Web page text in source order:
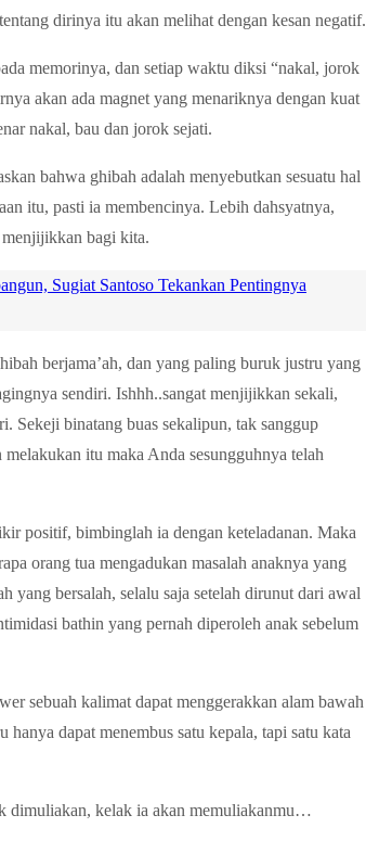
dirinya itu akan melihat dengan kesan negatif.
memorinya, dan setiap waktu diksi “nakal, jorok
akan ada magnet yang menariknya dengan kuat
nakal, bau dan jorok sejati.
bahwa ghibah adalah menyebutkan sesuatu hal
itu, pasti ia membencinya. Lebih dahsyatnya,
menjijikkan bagi kita.
Sugiat Santoso Tekankan Pentingnya
berjama’ah, dan yang paling buruk justru yang
sendiri. Ishhh..sangat menjijikkan sekali,
Sekeji binatang buas sekalipun, tak sanggup
itu maka Anda sesungguhnya telah
positif, bimbinglah ia dengan keteladanan. Maka
orang tua mengadukan masalah anaknya yang
yang bersalah, selalu saja setelah dirunut dari awal
bathin yang pernah diperoleh anak sebelum
sebuah kalimat dapat menggerakkan alam bawah
dapat menembus satu kepala, tapi satu kata
dimuliakan, kelak ia akan memuliakanmu…